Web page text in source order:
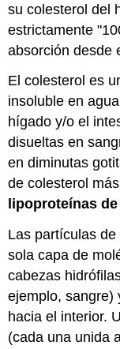
su colesterol del
estrictamente
absorción desde
El colesterol es
insoluble en
hígado y/o el
disueltas en
en diminutas
de colesterol
lipoproteínas
Las partículas
sola capa de
cabezas
ejemplo, sangre)
hacia el interior.
(cada una unida